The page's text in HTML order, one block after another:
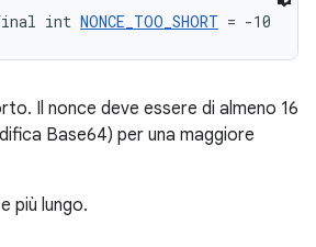
int NONCE_TOO_SHORT = -10
Il nonce deve essere di almeno 16
Base64) per una maggiore
più lungo.